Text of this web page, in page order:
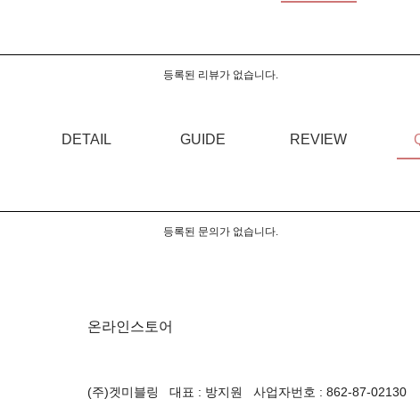
등록된 리뷰가 없습니다.
DETAIL GUIDE REVIEW
등록된 문의가 없습니다.
온라인스토어
(주)겟미블링 대표 : 방지원 사업자번호 : 862-87-02130